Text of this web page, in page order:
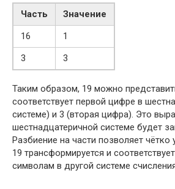
Часть
Значение
16
1
3
3
Таким образом, 19 можно
соответствует первой цифре в
системе) и 3 (вторая цифра). Это
шестнадцатеричной системе будет
Разбиение на части позволяет чётко
19 трансформируется и
символам в другой системе